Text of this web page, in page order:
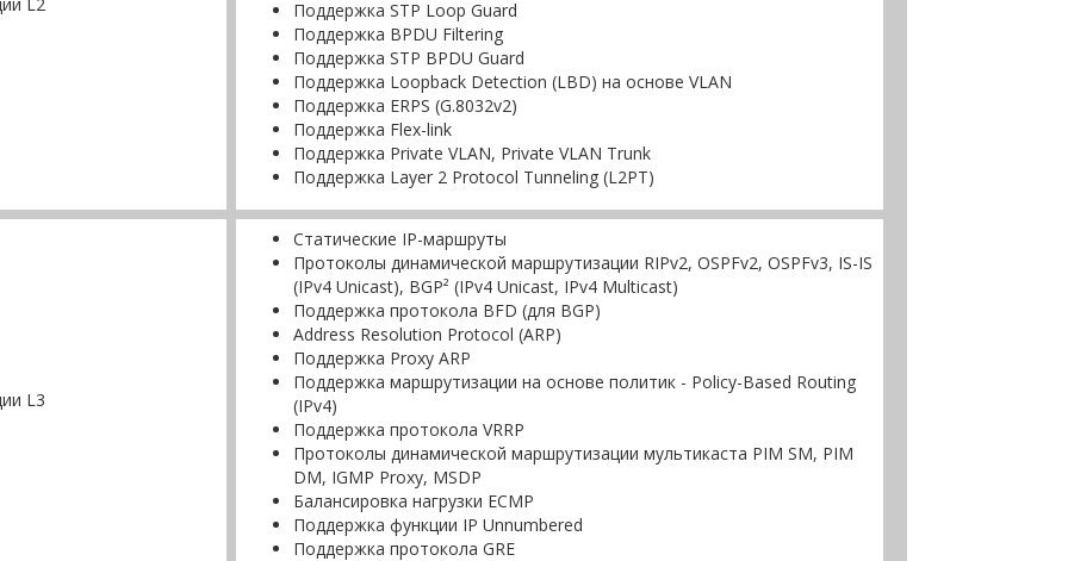
Поддержка STP Loop Guard
Поддержка BPDU Filtering
Поддержка STP BPDU Guard
Поддержка Loopback Detection (LBD) на основе VLAN
Поддержка ERPS (G.8032v2)
Поддержка Flex-link
Поддержка Private VLAN, Private VLAN Trunk
Поддержка Layer 2 Protocol Tunneling (L2PT)
L3
Статические IP-маршруты
Протоколы динамической маршрутизации RIPv2, OSPFv2, OSPFv3, IS-IS
(IPv4 Unicast), BGP² (IPv4 Unicast, IPv4 Multicast)
Поддержка протокола BFD (для BGP)
Address Resolution Protocol (ARP)
Поддержка Proxy ARP
Поддержка маршрутизации на основе политик - Policy-Based Routing
(IPv4)
Поддержка протокола VRRP
Протоколы динамической маршрутизации мультикаста PIM SM, PIM
DM, IGMP Proxy, MSDP
Балансировка нагрузки ECMP
Поддержка функции IP Unnumbered
Поддержка протокола GRE